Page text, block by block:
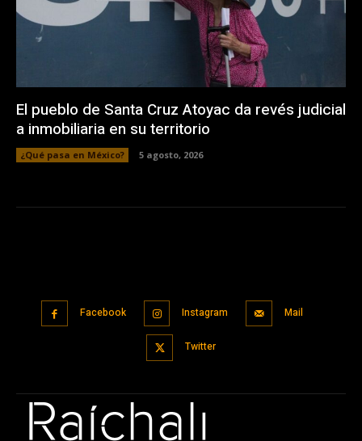
El pueblo de Santa Cruz Atoyac da revés judicial
a inmobiliaria en su territorio
¿Qué pasa en México? 5 agosto, 2026
Facebook Instagram Mail
Twitter